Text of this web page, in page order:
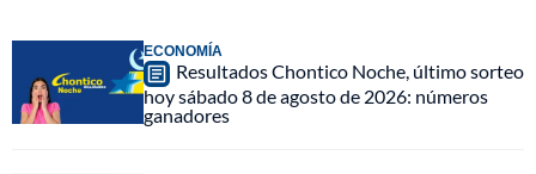
ECONOMÍA
Resultados Chontico Noche, último sorteo
hoy sábado 8 de agosto de 2026: números
ganadores